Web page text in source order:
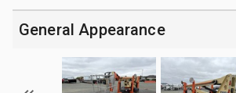
General Appearance